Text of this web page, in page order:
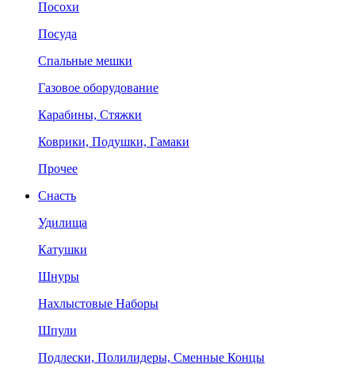
Посохи
Посуда
Спальные мешки
Газовое оборудование
Карабины, Стяжки
Коврики, Подушки, Гамаки
Прочее
Снасть
Удилища
Катушки
Шнуры
Нахлыстовые Наборы
Шпули
Подлески, Полилидеры, Сменные Концы